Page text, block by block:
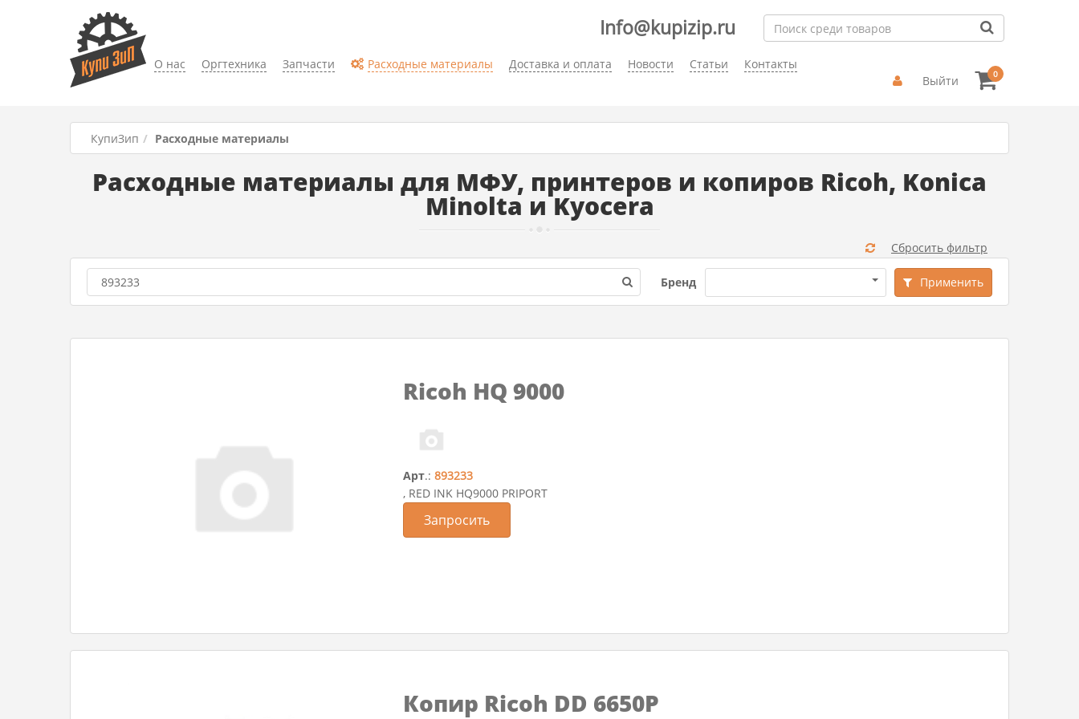
О нас Оргтехника Запчасти Расходные материалы Доставка и оплата Новости Статьи Контакты
Info@kupizip.ru
Выйти 0
КупиЗип Расходные материалы
Расходные материалы для МФУ, принтеров и копиров Ricoh, Konica
Minolta и Kyocera
Бренд Применить
Сбросить фильтр
Ricoh HQ 9000
Арт.:893233
, RED INK HQ9000 PRIPORT
Запросить
Копир Ricoh DD 6650P